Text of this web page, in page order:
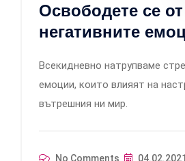
Освободете се от
негативните
Всекидневно натрупваме
емоции, които влияят на
вътрешния ни мир.
No Comments 04.02.2021